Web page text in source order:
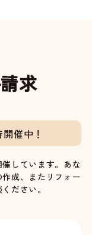
求
催中！
しています。あな
成、またリフォー
ださい。